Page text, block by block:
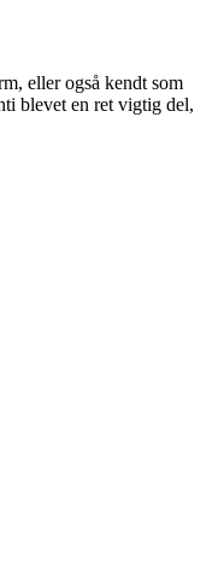
eller også kendt som
blevet en ret vigtig del,